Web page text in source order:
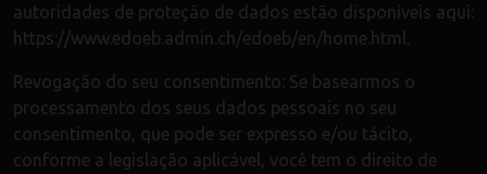
autoridades de proteção de dados estão disponíveis aqui:
https://www.edoeb.admin.ch/edoeb/en/home.html.
Revogação do seu consentimento: Se basearmos o
processamento dos seus dados pessoais no seu
consentimento, que pode ser expresso e/ou tácito,
conforme a legislação aplicável, você tem o direito de